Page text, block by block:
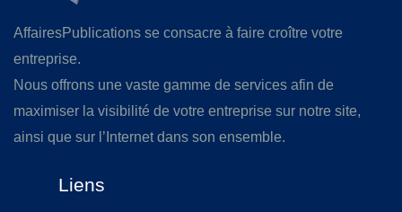
AffairesPublications se consacre à faire croître votre
entreprise.
Nous offrons une vaste gamme de services afin de
maximiser la visibilité de votre entreprise sur notre site,
ainsi que sur l’Internet dans son ensemble.
Liens